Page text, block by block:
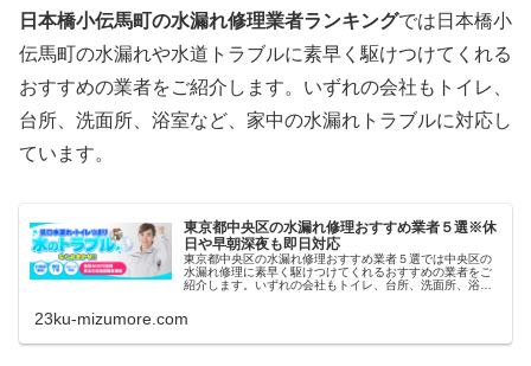
日本橋小伝馬町の水漏れ修理業者ランキングでは日本橋小
伝馬町の水漏れや水道トラブルに素早く駆けつけてくれる
おすすめの業者をご紹介します。いずれの会社もトイレ、
台所、洗面所、浴室など、家中の水漏れトラブルに対応し
ています。
東京都中央区の水漏れ修理おすすめ業者５選※休
日や早朝深夜も即日対応
東京都中央区の水漏れ修理おすすめ業者５選では中央区の
水漏れ修理に素早く駆けつけてくれるおすすめの業者をご
紹介します。いずれの会社もトイレ、台所、洗面所、浴室
23ku-mizumore.com